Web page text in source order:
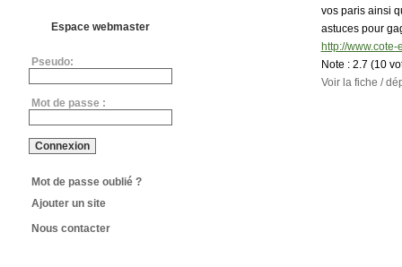
Espace webmaster
Pseudo:
Mot de passe :
Mot de passe oublié ?
Ajouter un site
Nous contacter
vos paris ainsi
astuces pour
http://www.cote-
Note : 2.7 (10
Voir la fiche /